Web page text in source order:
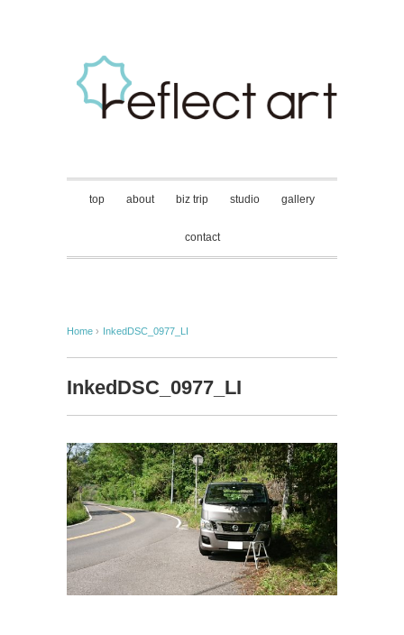
top about biz trip studio gallery
contact
Home › InkedDSC_0977_LI
InkedDSC_0977_LI